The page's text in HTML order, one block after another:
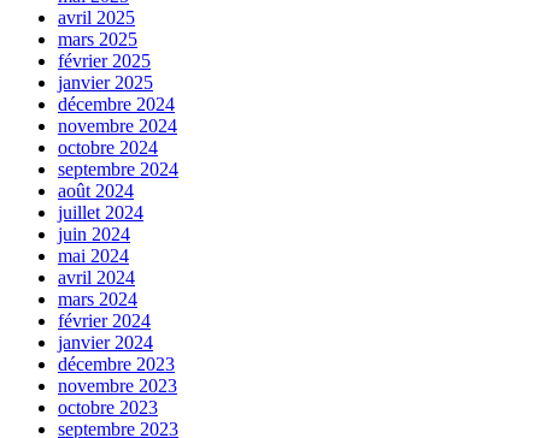
avril 2025
mars 2025
février 2025
janvier 2025
décembre 2024
novembre 2024
octobre 2024
septembre 2024
août 2024
juillet 2024
juin 2024
mai 2024
avril 2024
mars 2024
février 2024
janvier 2024
décembre 2023
novembre 2023
octobre 2023
septembre 2023